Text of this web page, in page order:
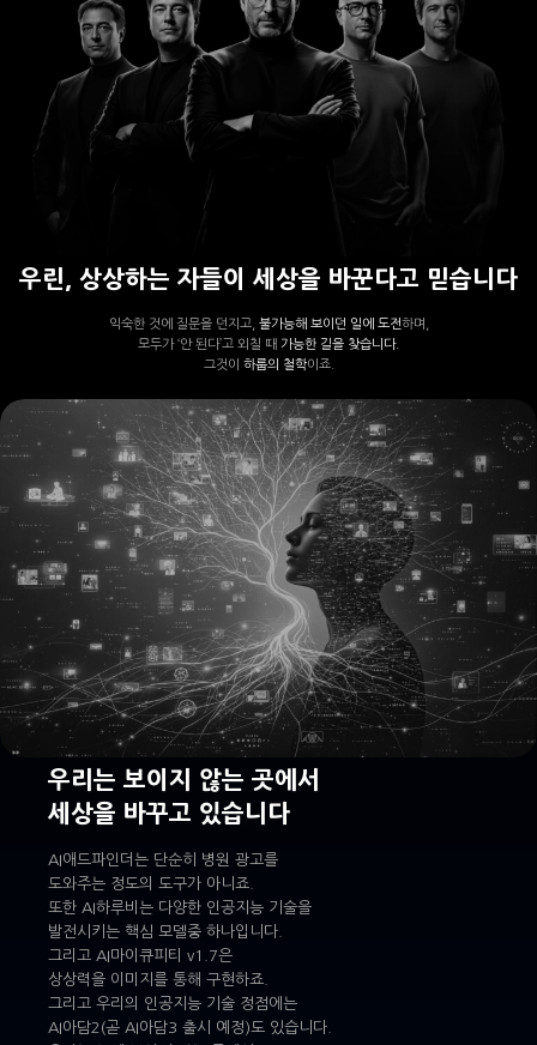
우린, 상상하는 자들이 세상을 바꾼다고 믿습니다
익숙한 것에 질문을 던지고, 불가능해 보이던 일에 도전하며,
모두가 ‘안 된다’고 외칠 때 가능한 길을 찾습니다.
그것이 하룹의 철학이죠.
우리는 보이지 않는 곳에서
세상을 바꾸고 있습니다
AI애드파인더는 단순히 병원 광고를
도와주는 정도의 도구가 아니죠.
또한 AI하루비는 다양한 인공지능 기술을
발전시키는 핵심 모델중 하나입니다.
그리고 AI마이큐피티 v1.7은
상상력을 이미지를 통해 구현하죠.
그리고 우리의 인공지능 기술 정점에는
AI아담2(곧 AI아담3 출시 예정)도 있습니다.